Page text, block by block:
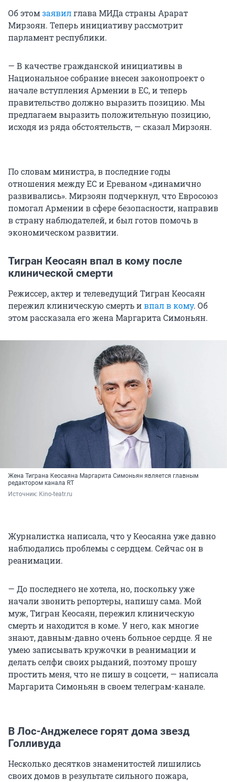
Об этомзаявилглава МИДа страны Арарат
Мирзоян. Теперь инициативу рассмотрит
парламент республики.
— В качестве гражданской инициативы в
Национальное собрание внесен законопроект о
начале вступления Армении в ЕС, и теперь
правительство должно выразить позицию. Мы
предлагаем выразить положительную позицию,
исходя из ряда обстоятельств, — сказал Мирзоян.
По словам министра, в последние годы
отношения между ЕС и Ереваном «динамично
развивались». Мирзоян подчеркнул, что Евросоюз
помогал Армении в сфере безопасности, направив
в страну наблюдателей, и был готов помочь в
экономическом развитии.
Тигран Кеосаян впал в кому после
клинической смерти
Режиссер, актер и телеведущий Тигран Кеосаян
пережил клиническую смерть ивпал в кому. Об
этом рассказала его жена Маргарита Симоньян.
Жена Тиграна Кеосаяна Маргарита Симоньян является главным
редактором канала RT
Источник: Kino-teatr.ru
Журналистка написала, что у Кеосаяна уже давно
наблюдались проблемы с сердцем. Сейчас он в
реанимации.
— До последнего не хотела, но, поскольку уже
начали звонить репортеры, напишу сама. Мой
муж, Тигран Кеосаян, пережил клиническую
смерть и находится в коме. У него, как многие
знают, давным-давно очень больное сердце. Я не
умею записывать кружочки в реанимации и
делать селфи своих рыданий, поэтому прошу
простить меня, что не пишу в соцсети, — написала
Маргарита Симоньян в своем телеграм-канале.
В Лос-Анджелесе горят дома звезд
Голливуда
Несколько десятков знаменитостей лишились
своих домов в результате сильного пожара,